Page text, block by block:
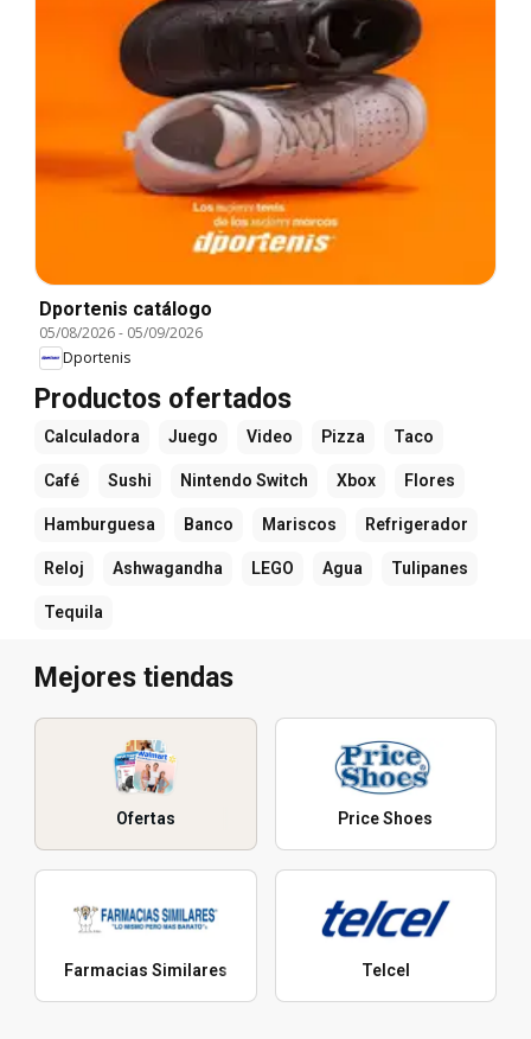
Dportenis catálogo
05/08/2026- 05/09/2026
Dportenis
Productos ofertados
Calculadora Juego Video Pizza Taco
Café Sushi Nintendo Switch Xbox Flores
Hamburguesa Banco Mariscos Refrigerador
Reloj Ashwagandha LEGO Agua Tulipanes
Tequila
Mejores tiendas
Ofertas Price Shoes
Farmacias Similares Telcel